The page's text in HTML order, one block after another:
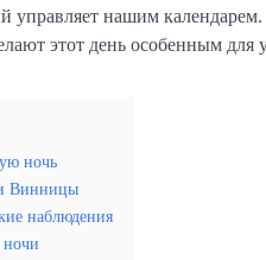
управляет нашим
этот день особенным для
ночь
и Винницы
наблюдения